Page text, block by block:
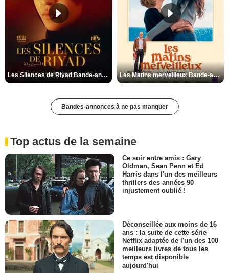
Les Silences de Riyad Bande-annonce VO STFR Les Matins merveilleux Bande-annonce VF
Bandes-annonces à ne pas manquer
Top actus de la semaine
Ce soir entre amis : Gary
Oldman, Sean Penn et Ed
Harris dans l'un des meilleurs
thrillers des années 90
injustement oublié !
Déconseillée aux moins de 16
ans : la suite de cette série
Netflix adaptée de l'un des 100
meilleurs livres de tous les
temps est disponible
aujourd'hui